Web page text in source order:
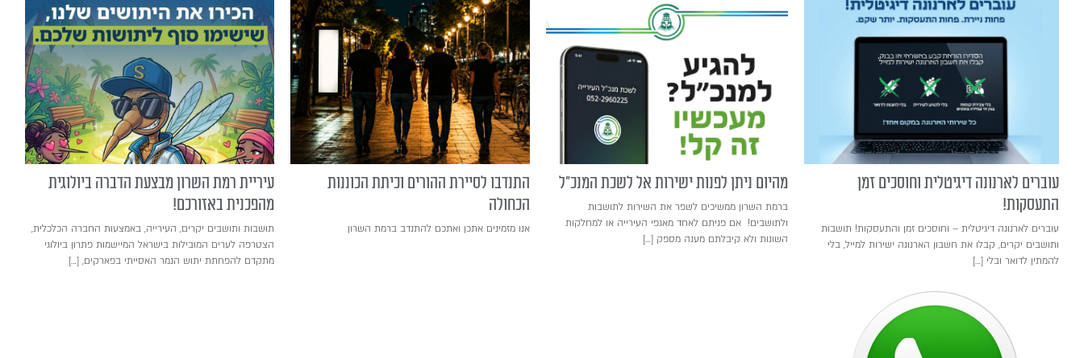
עוברים לארנונה דיגיטלית וחוסכים זמן
התעסקות!
עוברים לארנונה דיגיטלית – וחוסכים זמן והתעסקות! תושבות
ותושבים יקרים, קבלו את חשבון הארנונה ישירות למייל, בלי
להמתין לדואר ובלי […]
מהיום ניתן לפנות ישירות אל לשכת המנכ"ל
ברמת השרון ממשיכים לשפר את השירות לתושבות
ולתושבים! אם פניתם לאחד מאגפי העירייה או למחלקות
השונות ולא קיבלתם מענה מספק […]
התנדבו לסיירת ההורים וכיתת הכוננות
הכחולה
אנו מזמינים אתכן ואתכם להתנדב ברמת השרון
עיריית רמת השרון מבצעת הדברה ביולוגית
מהפכנית באזורכם!
תושבות ותושבים יקרים, העירייה, באמצעות החברה הכלכלית,
הצטרפה לערים המובילות בישראל המיישמות פתרון ביולוגי
מתקדם להפחתת יתוש הנמר האסייתי בפארקים, […]